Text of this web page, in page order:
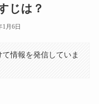
じは？
1月6日
情報を発信していま